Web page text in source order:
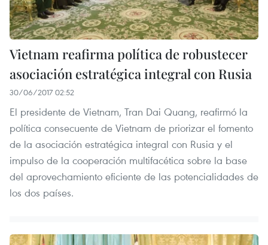
Vietnam reafirma política de robustecer
asociación estratégica integral con Rusia
30/06/2017 02:52
El presidente de Vietnam, Tran Dai Quang, reafirmó la
política consecuente de Vietnam de priorizar el fomento
de la asociación estratégica integral con Rusia y el
impulso de la cooperación multifacética sobre la base
del aprovechamiento eficiente de las potencialidades de
los dos países.